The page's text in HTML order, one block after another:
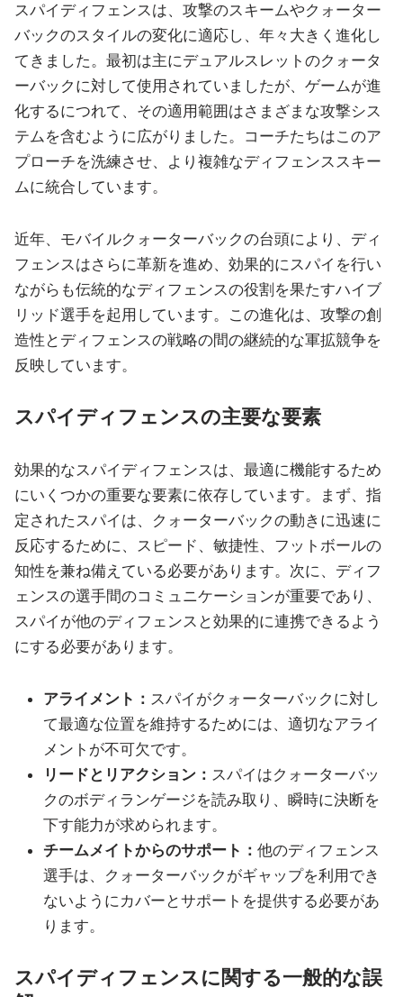
スパイディフェンスは、攻撃のスキームやクォーター
バックのスタイルの変化に適応し、年々大きく進化し
てきました。最初は主にデュアルスレットのクォータ
ーバックに対して使用されていましたが、ゲームが進
化するにつれて、その適用範囲はさまざまな攻撃シス
テムを含むように広がりました。コーチたちはこのア
プローチを洗練させ、より複雑なディフェンススキー
ムに統合しています。
近年、モバイルクォーターバックの台頭により、ディ
フェンスはさらに革新を進め、効果的にスパイを行い
ながらも伝統的なディフェンスの役割を果たすハイブ
リッド選手を起用しています。この進化は、攻撃の創
造性とディフェンスの戦略の間の継続的な軍拡競争を
反映しています。
スパイディフェンスの主要な要素
効果的なスパイディフェンスは、最適に機能するため
にいくつかの重要な要素に依存しています。まず、指
定されたスパイは、クォーターバックの動きに迅速に
反応するために、スピード、敏捷性、フットボールの
知性を兼ね備えている必要があります。次に、ディフ
ェンスの選手間のコミュニケーションが重要であり、
スパイが他のディフェンスと効果的に連携できるよう
にする必要があります。
アライメント： スパイがクォーターバックに対し
て最適な位置を維持するためには、適切なアライ
メントが不可欠です。
リードとリアクション： スパイはクォーターバッ
クのボディランゲージを読み取り、瞬時に決断を
下す能力が求められます。
チームメイトからのサポート：他のディフェンス
選手は、クォーターバックがギャップを利用でき
ないようにカバーとサポートを提供する必要があ
ります。
スパイディフェンスに関する一般的な誤